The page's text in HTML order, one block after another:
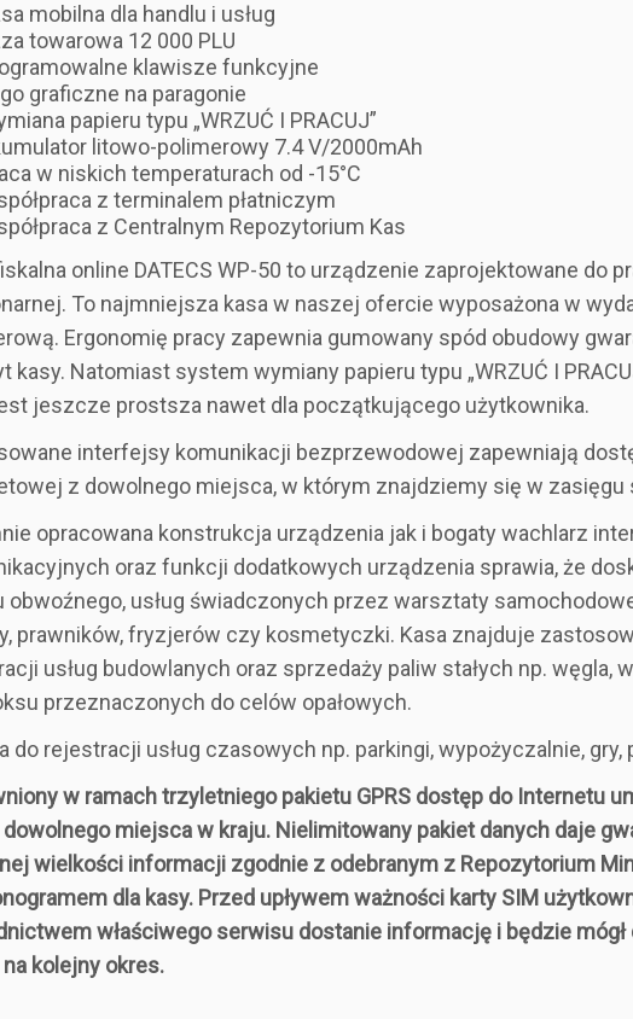
mobilna dla handlu i usług
towarowa 12 000 PLU
klawisze funkcyjne
graficzne na paragonie
papieru typu „WRZUĆ I PRACUJ”
litowo-polimerowy 7.4 V/2000mAh
w niskich temperaturach od -15°C
z terminalem płatniczym
z Centralnym Repozytorium Kas
online DATECS WP-50 to urządzenie zaprojektowane do
To najmniejsza kasa w naszej ofercie wyposażona w
Ergonomię pracy zapewnia gumowany spód obudowy
kasy. Natomiast system wymiany papieru typu „WRZUĆ I
jeszcze prostsza nawet dla początkującego użytkownika.
interfejsy komunikacji bezprzewodowej zapewniają
z dowolnego miejsca, w którym znajdziemy się w zasięgu
opracowana konstrukcja urządzenia jak i bogaty wachlarz
oraz funkcji dodatkowych urządzenia sprawia, że
obwoźnego, usług świadczonych przez warsztaty
prawników, fryzjerów czy kosmetyczki. Kasa znajduje
usług budowlanych oraz sprzedaży paliw stałych np. węgla,
przeznaczonych do celów opałowych.
do rejestracji usług czasowych np. parkingi, wypożyczalnie, gry,
w ramach trzyletniego pakietu GPRS dostęp do Internetu
dowolnego miejsca w kraju. Nielimitowany pakiet danych daje
wielkości informacji zgodnie z odebranym z Repozytorium
dla kasy. Przed upływem ważności karty SIM
właściwego serwisu dostanie informację i będzie
kolejny okres.